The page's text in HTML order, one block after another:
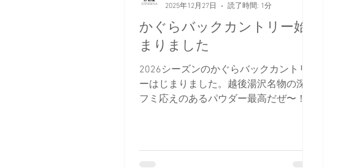
かぐらバックカントリー始
まりました
2026シーズンのかぐらバックカントリ
ーはじまりました。越後湯沢名物の深い
フミ応えのあるパウダー最高だぜ〜！
2025年12月27日
読了時間: 1分